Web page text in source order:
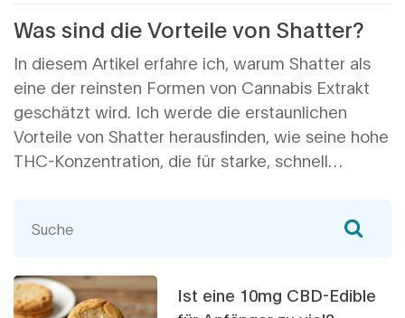
Was sind die Vorteile von Shatter?
In diesem Artikel erfahre ich, warum Shatter als
eine der reinsten Formen von Cannabis Extrakt
geschätzt wird. Ich werde die erstaunlichen
Vorteile von Shatter herausfinden, wie seine hohe
THC-Konzentration, die für starke, schnell
Reinheit dieses Produkts, die es zu einer
Zusammen betrachtet, machen diese Vorteile
Shatter zu einer ansprechenden Option für viele.
Ist eine 10mg CBD-Edible